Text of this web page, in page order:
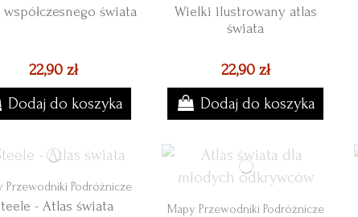
współczesnego świata
22,90 zł
Dodaj do koszyka
Wielki ilustrowany atlas
świata
22,90 zł
Dodaj do koszyka
Przewodniki Podróżnicze
- Atlas świata Mapy Przewodniki Podróżnicze